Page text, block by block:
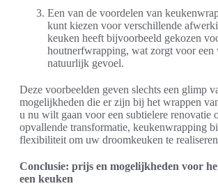
Een van de voordelen van
kunt kiezen voor verschillende
keuken heeft bijvoorbeeld gekozen
houtnerfwrapping, wat zorgt voor een
natuurlijk gevoel.
Deze voorbeelden geven slechts een glimp
mogelijkheden die er zijn bij het wrappen
u nu wilt gaan voor een subtielere renovatie
opvallende transformatie, keukenwrapping
flexibiliteit om uw droomkeuken te
Conclusie: prijs en mogelijkheden voor
een keuken